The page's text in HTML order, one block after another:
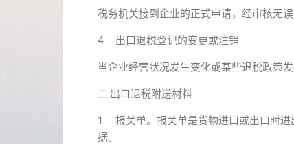
税务机关接到企业的正式申请，经审核无
4. 出口退税登记的变更或注销
当企业经营状况发生变化或某些退税政策
二.出口退税附送材料
1. 报关单。报关单是货物进口或出口时进
据。